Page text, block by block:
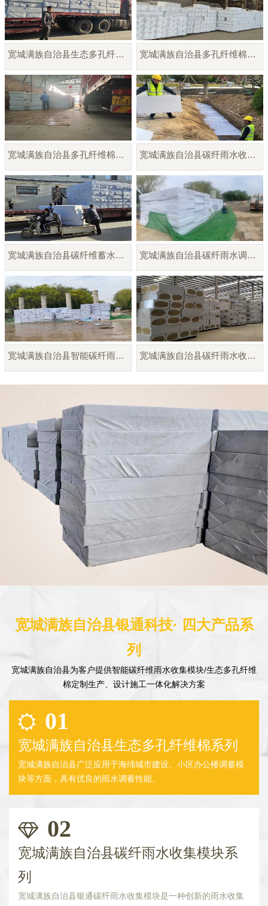
宽城满族自治县生态多孔纤维棉模块厂家 宽城满族自治县多孔纤维棉模块供应
宽城满族自治县多孔纤维棉模块厂家直销 宽城满族自治县碳纤雨水收集模块
宽城满族自治县碳纤维蓄水蓄释模块 宽城满族自治县碳纤雨水调蓄模块
宽城满族自治县智能碳纤雨水收集模块 宽城满族自治县碳纤雨水收集模块厂家
宽城满族自治县银通科技· 四大产品系
列
宽城满族自治县为客户提供智能碳纤维雨水收集模块/生态多孔纤维
棉定制生产、设计施工一体化解决方案
01
宽城满族自治县生态多孔纤维棉系列
宽城满族自治县广泛应用于海绵城市建设、小区办公楼调蓄模
块等方面，具有优良的雨水调蓄性能。
02
宽城满族自治县碳纤雨水收集模块系
列
宽城满族自治县银通碳纤雨水收集模块是一种创新的雨水收集